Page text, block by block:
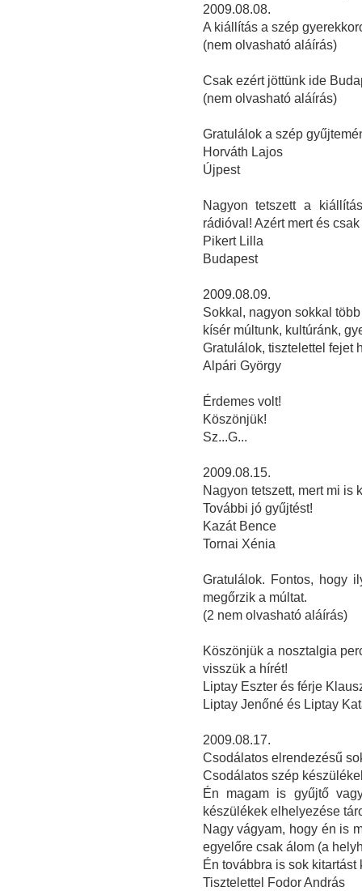
2009.08.08.
A kiállítás a szép
(nem olvasható aláírás)
Csak ezért jöttünk ide
(nem olvasható aláírás)
Gratulálok a szép
Horváth Lajos
Újpest
Nagyon tetszett a
rádióval! Azért mert és
Pikert Lilla
Budapest
2009.08.09.
Sokkal, nagyon sokkal
kísér múltunk, kultúránk,
Gratulálok, tisztelettel fejet
Alpári György
Érdemes volt!
Köszönjük!
Sz...G...
2009.08.15.
Nagyon tetszett, mert mi is
További jó gyűjtést!
Kazát Bence
Tornai Xénia
Gratulálok. Fontos, hogy
megőrzik a múltat.
(2 nem olvasható aláírás)
Köszönjük a nosztalgia
visszük a hírét!
Liptay Eszter és férje
Liptay Jenőné és Liptay
2009.08.17.
Csodálatos elrendezésű
Csodálatos szép
Én magam is gyűjtő
készülékek elhelyezése
Nagy vágyam, hogy én is
egyelőre csak álom (a
Én továbbra is sok
Tisztelettel Fodor András